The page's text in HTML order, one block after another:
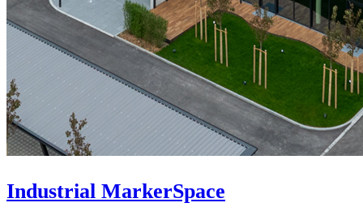
Industrial MarkerSpace